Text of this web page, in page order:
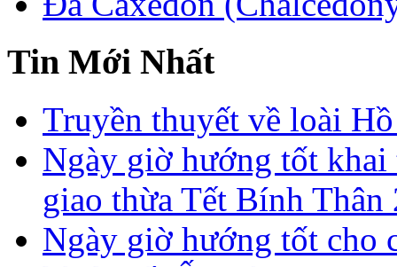
Tin Mới Nhất
Truyền thuyết về loài
Ngày giờ hướng tốt
giao thừa Tết Bính Thân
Ngày giờ hướng tốt cho